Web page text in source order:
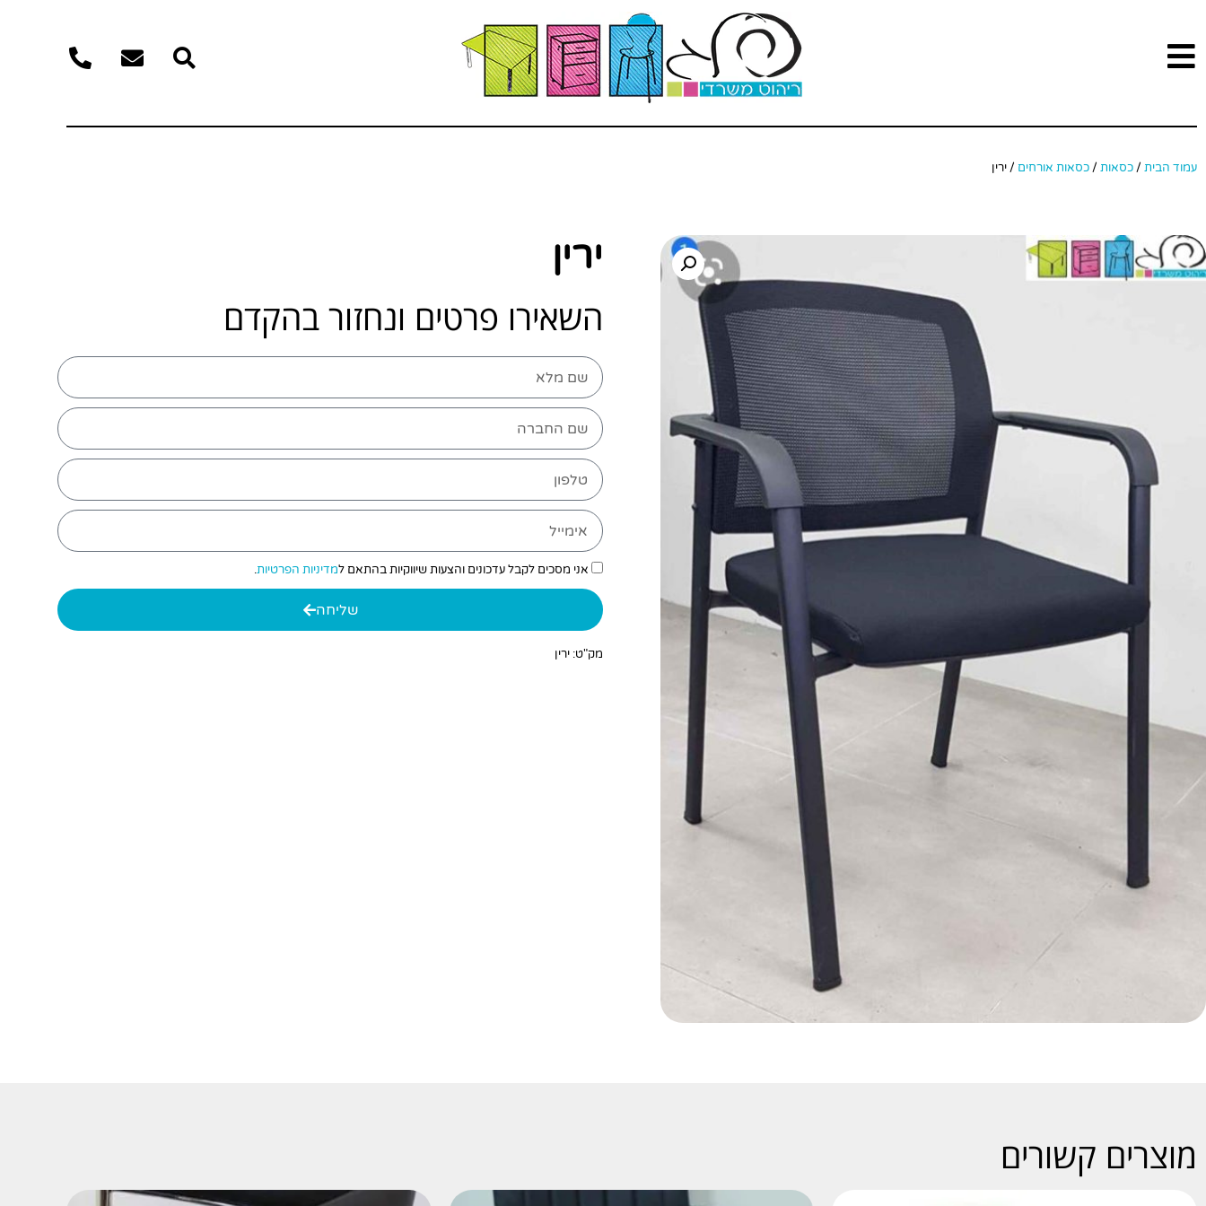
עמוד הבית /כסאות /כסאות אורחים / ירין
ירין
השאירו פרטים ונחזור בהקדם
אני מסכים לקבל עדכונים והצעות שיווקיות בהתאם למדיניות הפרטיות.
שליחה
מק"ט: ירין
מוצרים קשורים